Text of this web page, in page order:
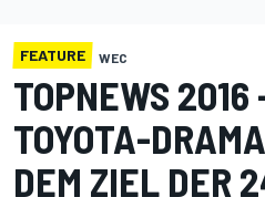
FEATURE WEC
TOPNEWS
TOYOTA-
DEM ZIEL DER